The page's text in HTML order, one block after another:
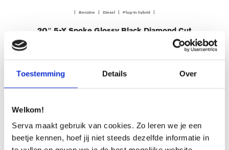
Toestemming Details Over
Welkom!
Serva maakt gebruik van cookies. Zo leren we je een
beetje kennen, hoef jij niet steeds dezelfde informatie in
| Benzine | Diesel | Plug-in hybrid |
20″ 5-Y Spoke Glossy Black Diamond Cut
OFFERTE AANVRAGEN